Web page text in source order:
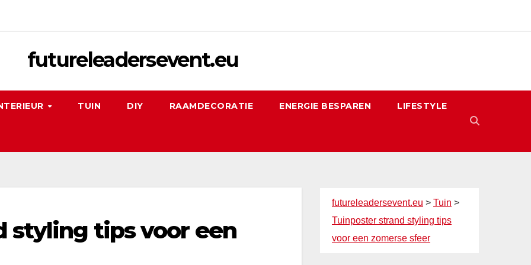
futureleadersevent.eu
TUIN DIY RAAMDECORATIE ENERGIE BESPAREN LIFESTYLE
styling tips voor een
futureleadersevent.eu > Tuin >
Tuinposter strand styling tips
voor een zomerse sfeer